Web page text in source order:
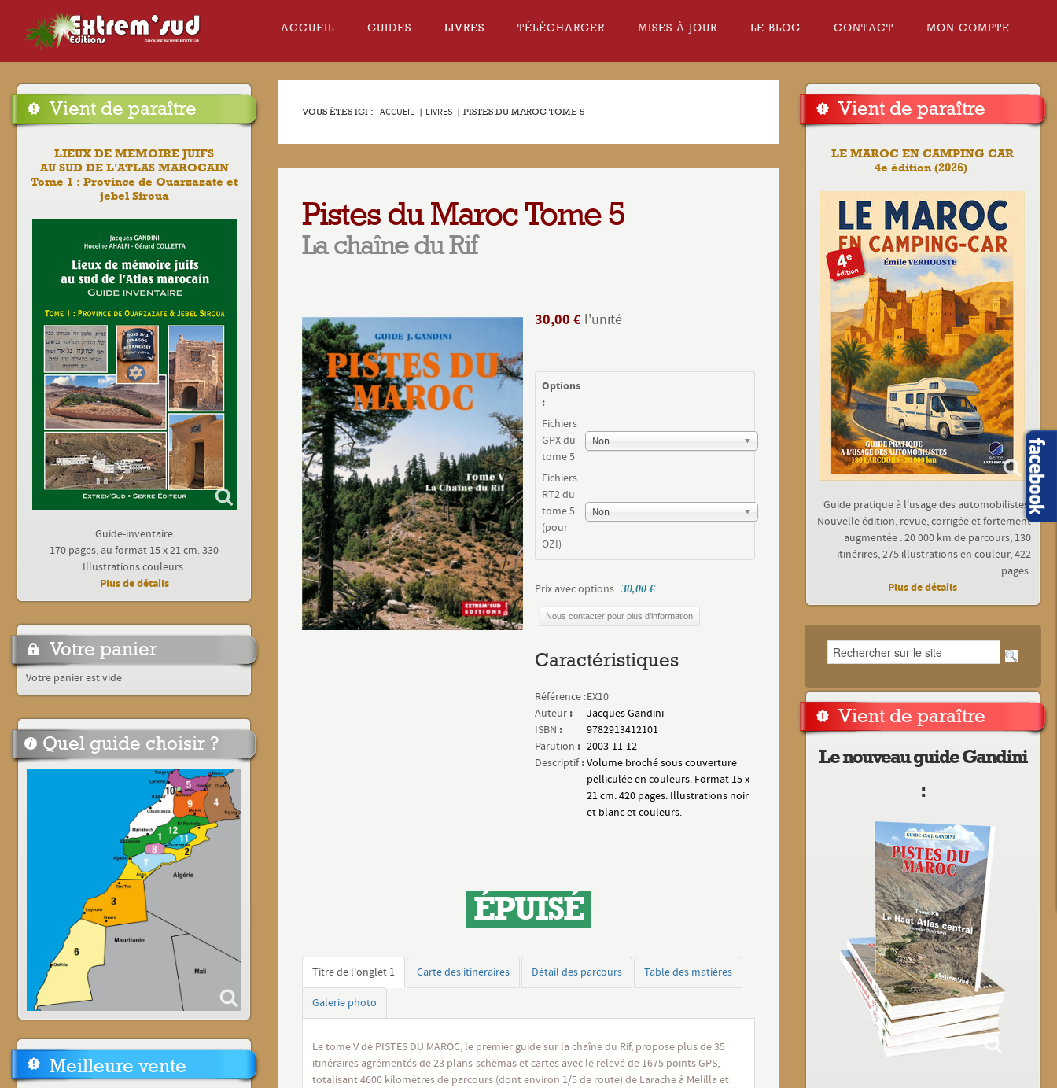
ACCUEIL GUIDES LIVRES TÉLÉCHARGER MISES À JOUR LE BLOG CONTACT MON COMPTE
Vient de paraître
LIEUX DE MEMOIRE JUIFS
AU SUD DE L'ATLAS MAROCAIN
Tome 1 : Province de Ouarzazate et
jebel Siroua
Guide-inventaire
170 pages, au format 15 x 21 cm. 330
Illustrations couleurs.
Plus de détails
Votre panier
Votre panier est vide
Quel guide choisir ?
Meilleure vente
VOUS ÊTES ICI : ACCUEIL | LIVRES |PISTES DU MAROC TOME 5
Pistes du Maroc Tome 5
La chaîne du Rif
30,00 € l'unité
Options
:
Fichiers
GPX du
tome 5
Non
Fichiers
RT2 du
tome 5
(pour
OZI)
Non
Prix avec options : 30,00 €
Nous contacter pour plus d'information
Caractéristiques
Référence :EX10
Auteur :
Jacques Gandini
ISBN :
9782913412101
Parution : 2003-11-12
Descriptif:Volume broché sous couverture
pelliculée en couleurs. Format 15 x
21 cm. 420 pages. Illustrations noir
et blanc et couleurs.
ÉPUISÉ
Titre de l'onglet 1 Carte des itinéraires Détail des parcours Table des matières
Galerie photo
Le tome V de PISTES DU MAROC, le premier guide sur la chaîne du Rif, propose plus de 35
itinéraires agrémentés de 23 plans-schémas et cartes avec le relevé de 1675 points GPS,
totalisant 4600 kilomètres de parcours (dont environ 1/5 de route) de Larache à Melilla et
Vient de paraître
LE MAROC EN CAMPING CAR
4e édition (2026)
Guide pratique à l'usage des automobilistes.
Nouvelle édition, revue, corrigée et fortement
augmentée : 20 000 km de parcours, 130
itinérires, 275 illustrations en couleur, 422
pages.
Plus de détails
Vient de paraître
Le nouveau guide Gandini
: